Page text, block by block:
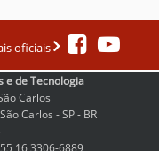
oficiais
e de Tecnologia
Carlos
Carlos - SP - BR
16 3306-6889